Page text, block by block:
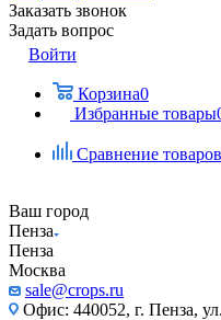
Заказать звонок
Задать вопрос
Войти
Корзина0
Избранные товары
Сравнение товаров
Ваш город
Пенза
Пенза
Москва
sale@crops.ru
Офис: 440052, г. Пенза,